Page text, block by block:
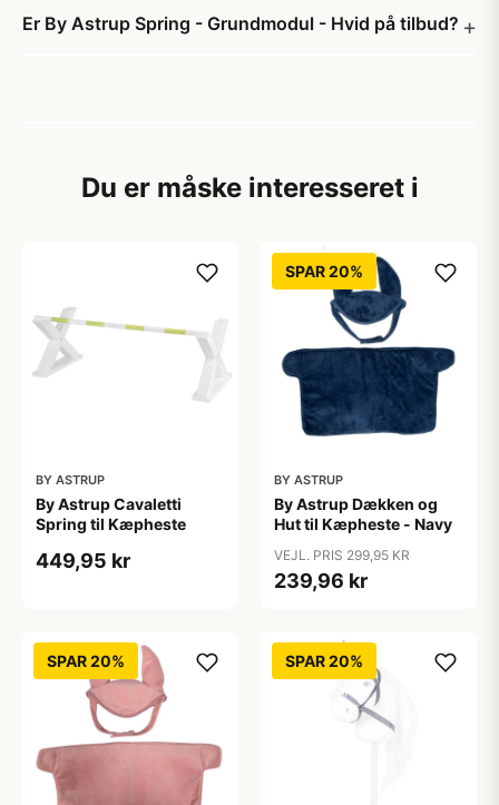
Er By Astrup Spring - Grundmodul - Hvid på tilbud?
Du er måske interesseret i
BY ASTRUP
By Astrup Cavaletti
Spring til Kæpheste
449,95 kr
SPAR 20%
BY ASTRUP
By Astrup Dækken og
Hut til Kæpheste - Navy
VEJL. PRIS 299,95 KR
239,96 kr
SPAR 20% SPAR 20%